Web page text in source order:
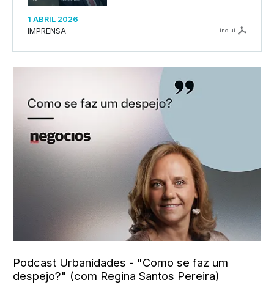
1 ABRIL 2026
IMPRENSA
inclui
Podcast Urbanidades - "Como se faz um
despejo?" (com Regina Santos Pereira)